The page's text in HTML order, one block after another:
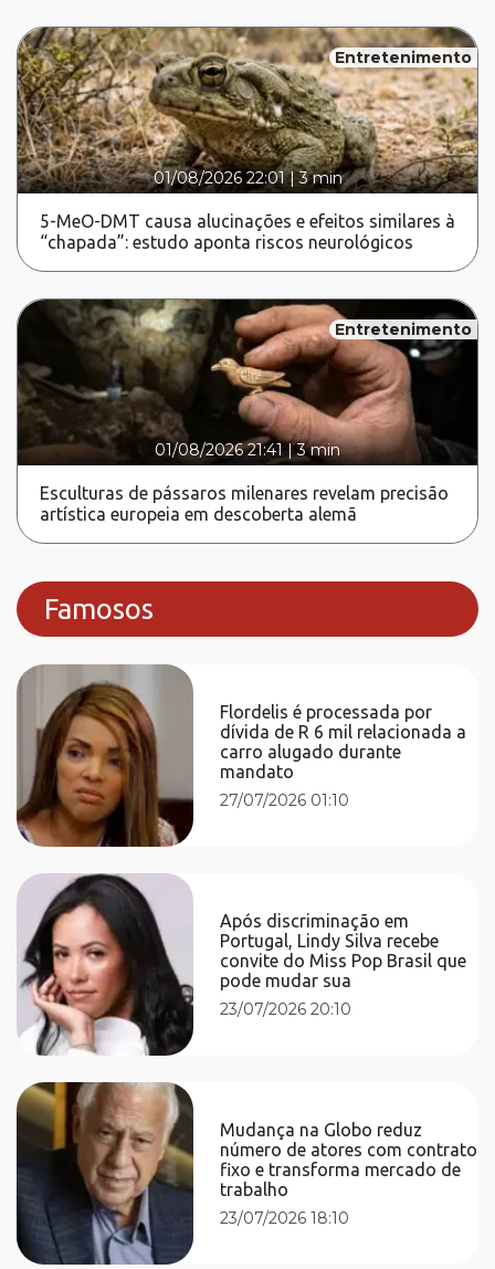
Entretenimento
01/08/2026 22:01|3 min
5-MeO-DMT causa alucinações e efeitos similares à
“chapada”: estudo aponta riscos neurológicos
Entretenimento
01/08/2026 21:41 |3 min
Esculturas de pássaros milenares revelam precisão
artística europeia em descoberta alemã
Famosos
Flordelis é processada por
dívida de R 6 mil relacionada a
carro alugado durante
mandato
27/07/2026 01:10
Após discriminação em
Portugal, Lindy Silva recebe
convite do Miss Pop Brasil que
pode mudar sua
23/07/2026 20:10
Mudança na Globo reduz
número de atores com contrato
fixo e transforma mercado de
trabalho
23/07/2026 18:10